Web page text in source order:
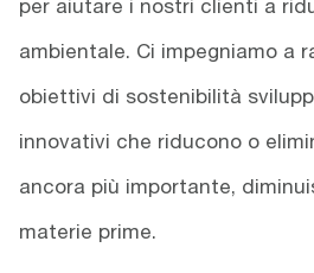
per aiutare i nostri clienti a
ambientale. Ci impegniamo a
obiettivi di sostenibilità
innovativi che riducono o
ancora più importante,
materie prime.